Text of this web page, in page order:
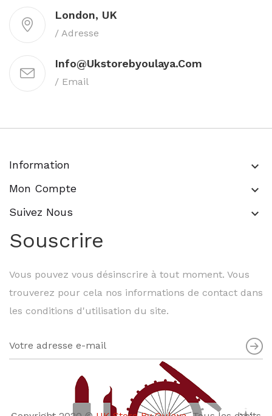
London, UK
/ Adresse
Info@ukstorebyoulaya.com
/ Email
Information keyboard_arrow_down
Mon Compte keyboard_arrow_down
Suivez Nous keyboard_arrow_down
Souscrire
Vous pouvez vous désinscrire à tout moment. Vous
trouverez pour cela nos informations de contact dans
les conditions d'utilisation du site.